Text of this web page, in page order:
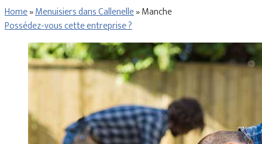
Home»Menuisiers dans Callenelle»Manche
Possédez-vous cette entreprise ?